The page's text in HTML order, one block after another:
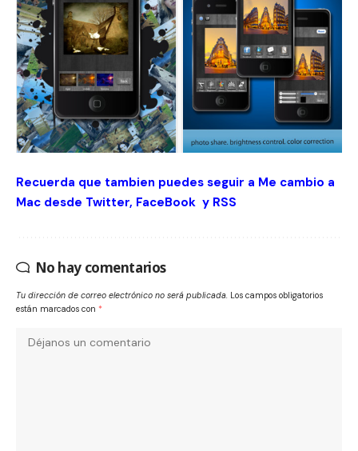
Recuerda que tambien puedes seguir a Me cambio a
Mac desde Twitter, FaceBook y RSS
No hay comentarios
Tu dirección de correo electrónico no será publicada. Los campos obligatorios
están marcados con *